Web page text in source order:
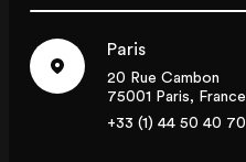
Paris
20 Rue Cambon
75001 Paris, France
+33 (1) 44 50 40 70